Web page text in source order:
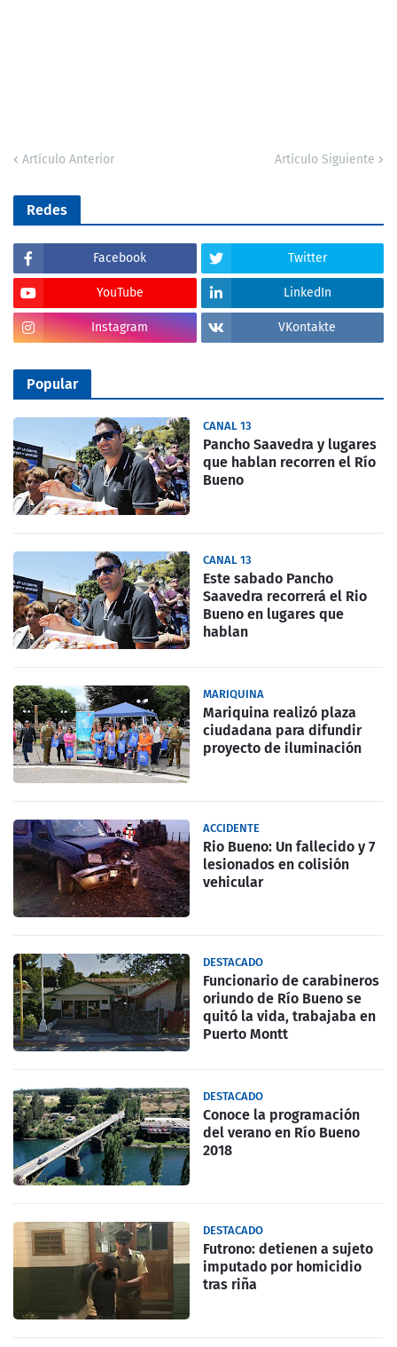
Artículo Anterior Artículo Siguiente
Redes
Facebook Twitter
YouTube LinkedIn
Instagram VKontakte
Popular
CANAL 13
Pancho Saavedra y lugares
que hablan recorren el Río
Bueno
CANAL 13
Este sabado Pancho
Saavedra recorrerá el Rio
Bueno en lugares que
hablan
MARIQUINA
Mariquina realizó plaza
ciudadana para difundir
proyecto de iluminación
ACCIDENTE
Rio Bueno: Un fallecido y 7
lesionados en colisión
vehicular
DESTACADO
Funcionario de carabineros
oriundo de Río Bueno se
quitó la vida, trabajaba en
Puerto Montt
DESTACADO
Conoce la programación
del verano en Río Bueno
2018
DESTACADO
Futrono: detienen a sujeto
imputado por homicidio
tras riña